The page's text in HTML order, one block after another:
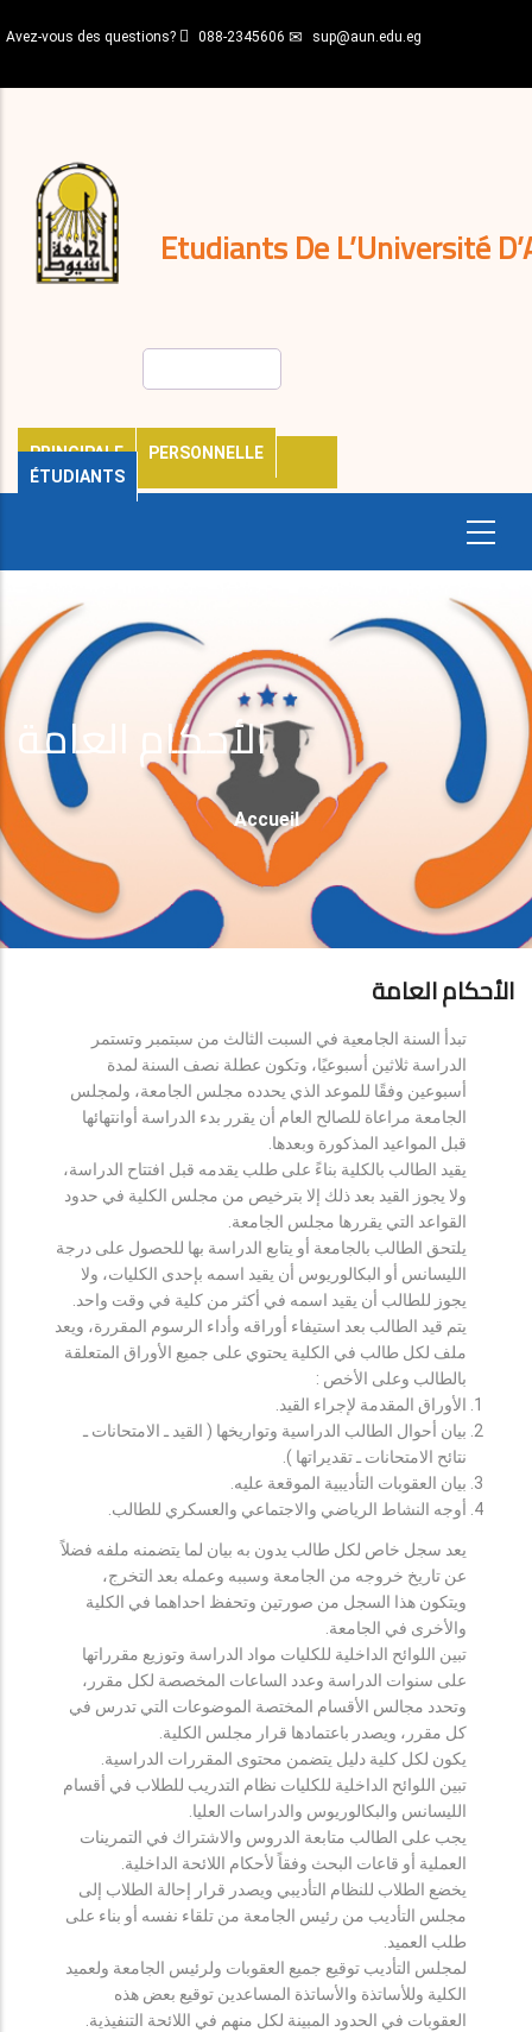
au
principal
Avez-vous des questions? 088-2345606 sup@aun.edu.eg
Etudiants De L’Université
PRINCIPALE
PERSONNELLE
ÉTUDIANTS
décisions
Expatriés
Journal
الأحكام العامة
Fil
D'Ariane
Accueil
الأحكام العامة
تبدأ السنة الجامعية في السبت الثالث من سبتمبر وتستمر
الدراسة ثلاثين أسبوعيًا، وتكون عطلة نصف السنة لمدة
أسبوعين وفقًا للموعد الذي يحدده مجلس الجامعة، ولمجلس
الجامعة مراعاة للصالح العام أن يقرر بدء الدراسة أوانتهائها
قبل المواعيد المذكورة وبعدها.
يقيد الطالب بالكلية بناءً على طلب يقدمه قبل افتتاح الدراسة،
ولا يجوز القيد بعد ذلك إلا بترخيص من مجلس الكلية في حدود
القواعد التي يقررها مجلس الجامعة.
يلتحق الطالب بالجامعة أو يتابع الدراسة بها للحصول على درجة
الليسانس أو البكالوريوس أن يقيد اسمه بإحدى الكليات، ولا
يجوز للطالب أن يقيد اسمه في أكثر من كلية في وقت واحد.
يتم قيد الطالب بعد استيفاء أوراقه وأداء الرسوم المقررة، ويعد
ملف لكل طالب في الكلية يحتوي على جميع الأوراق المتعلقة
بالطالب وعلى الأخص :
الأوراق المقدمة لإجراء القيد.
بيان أحوال الطالب الدراسية وتواريخها ( القيد ـ الامتحانات ـ
نتائح الامتحانات ـ تقديراتها ).
بيان العقوبات التأديبية الموقعة عليه.
أوجه النشاط الرياضي والاجتماعي والعسكري للطالب.
يعد سجل خاص لكل طالب يدون به بيان لما يتضمنه ملفه فضلاً
عن تاريخ خروجه من الجامعة وسببه وعمله بعد التخرج،
ويتكون هذا السجل من صورتين وتحفظ احداهما في الكلية
والأخرى في الجامعة.
تبين اللوائح الداخلية للكليات مواد الدراسة وتوزيع مقرراتها
على سنوات الدراسة وعدد الساعات المخصصة لكل مقرر،
وتحدد مجالس الأقسام المختصة الموضوعات التي تدرس في
كل مقرر، ويصدر باعتمادها قرار مجلس الكلية.
يكون لكل كلية دليل يتضمن محتوى المقررات الدراسية.
تبين اللوائح الداخلية للكليات نظام التدريب للطلاب في أقسام
الليسانس والبكالوريوس والدراسات العليا.
يجب على الطالب متابعة الدروس والاشتراك في التمرينات
العملية أو قاعات البحث وفقاً لأحكام اللائحة الداخلية.
يخضع الطلاب للنظام التأديبي ويصدر قرار إحالة الطلاب إلى
مجلس التأديب من رئيس الجامعة من تلقاء نفسه أو بناء على
طلب العميد.
لمجلس التأديب توقيع جميع العقوبات ولرئيس الجامعة ولعميد
الكلية وللأساتذة والأساتذة المساعدين توقيع بعض هذه
العقوبات في الحدود المبينة لكل منهم في اللائحة التنفيذية.